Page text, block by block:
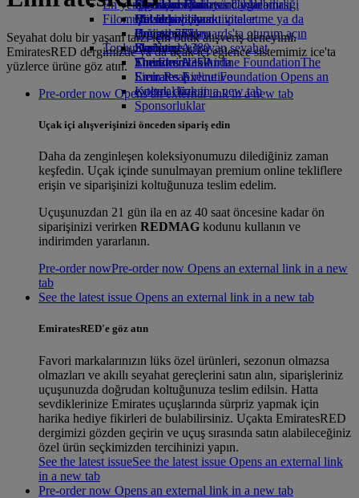
İçecekler
Filomuz
Boeing 777
Emirates A380
Emirates A350
Emirates Executive
Koltuk düzeni
Çocuklar için oyuncaklar
Çocuklar için aktiviteler
Operasyonların sürdürülebilirliği
Çevre politikası
Çevre raporları
Toplumlarımız
The Emirates Airline FoundationThe
Emirates Airline Foundation Opens an
external link in a new tab
Sponsorluklar
En yeni varış noktaları
Helsinki
Hangzhou'ya
Da Nang
Shenzhen
Siem Reap
Skywards Rail
Mil Hesaplayıcı
Emirates Skywards'ta oturum açın
Skywards+
Mobil ve Emirates Uygulaması
Bir rezervasyonu iptal etme ya da
değiştirme
Kesintiye uğrayan seyahat
Emirates Hakkında
Seyahat dolu bir yaşam tarzı için butik alışveriş deneyimi.
EmiratesRED dergimizde ya da uçak içi eğlence sistemimiz ice'ta
yüzlerce ürüne göz atın.
Pre-order now Opens an external link in a new tab
Uçak içi alışverişinizi önceden sipariş edin
Daha da zenginleşen koleksiyonumuzu dilediğiniz zaman
keşfedin. Uçak içinde sunulmayan premium online tekliflere
erişin ve siparişinizi koltuğunuza teslim edelim.
Uçuşunuzdan 21 gün ila en az 40 saat öncesine kadar ön
siparişinizi verirken REDMAG kodunu kullanın ve
indirimden yararlanın.
Pre-order nowPre-order now Opens an external link in a new
tab
See the latest issue Opens an external link in a new tab
EmiratesRED'e göz atın
Favori markalarınızın lüks özel ürünleri, sezonun olmazsa
olmazları ve akıllı seyahat gereçlerini satın alın, siparişleriniz
uçuşunuzda doğrudan koltuğunuza teslim edilsin. Hatta
sevdiklerinize Emirates uçuşlarında sürpriz yapmak için
harika hediye fikirleri de bulabilirsiniz. Uçakta EmiratesRED
dergimizi gözden geçirin ve uçuş sırasında satın alabileceğiniz
özel ürün seçkimizden tercihinizi yapın.
See the latest issueSee the latest issue Opens an external link
in a new tab
Pre-order now Opens an external link in a new tab